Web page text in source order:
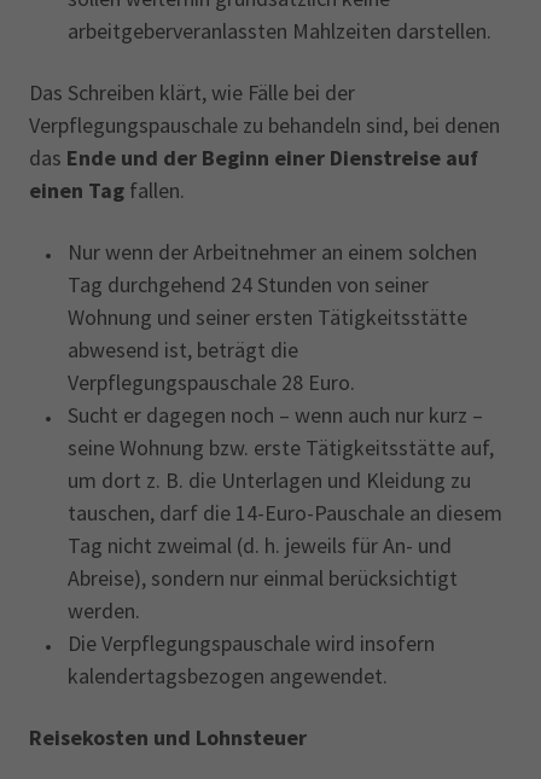
arbeitgeberveranlassten ‎Mahlzeiten darstellen.
Das Schreiben klärt, wie Fälle bei der
Verpflegungspauschale zu behandeln ‎sind, bei denen
das Ende und der Beginn einer ‎Dienstreise auf
einen Tag fallen.‎
Nur wenn der Arbeitnehmer an einem solchen
Tag durchgehend 24 Stunden von seiner
Wohnung und seiner ersten Tätigkeitsstätte
abwesend ist, beträgt die
Verpflegungspauschale 28 Euro.
Sucht er dagegen noch – wenn auch nur kurz –
seine Wohnung bzw. erste Tätigkeitsstätte auf,
um dort z. B. die Unterlagen und Kleidung zu
tauschen, darf die 14-Euro-Pauschale an diesem
Tag nicht zweimal (d. h. jeweils für An- und
Abreise), sondern nur einmal berücksichtigt
werden.
Die Verpflegungspauschale wird insofern
kalendertagsbezogen angewendet.
Reisekosten und Lohnsteuer